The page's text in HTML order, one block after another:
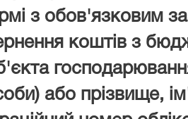
з обов'язковим
коштів з
або прізвище,